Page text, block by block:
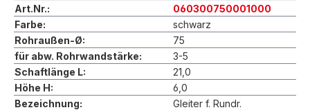
Art.Nr.:
060300750001000
Farbe:
schwarz
Rohraußen-Ø:
75
für abw. Rohrwandstärke:
3-5
Schaftlänge L:
21,0
Höhe H:
6,0
Bezeichnung:
Gleiter f. Rundr.